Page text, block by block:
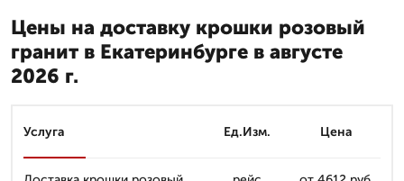
Цены на доставку крошки розовый
гранит в Екатеринбурге в августе
2026 г.
Услуга Ед.Изм. Цена